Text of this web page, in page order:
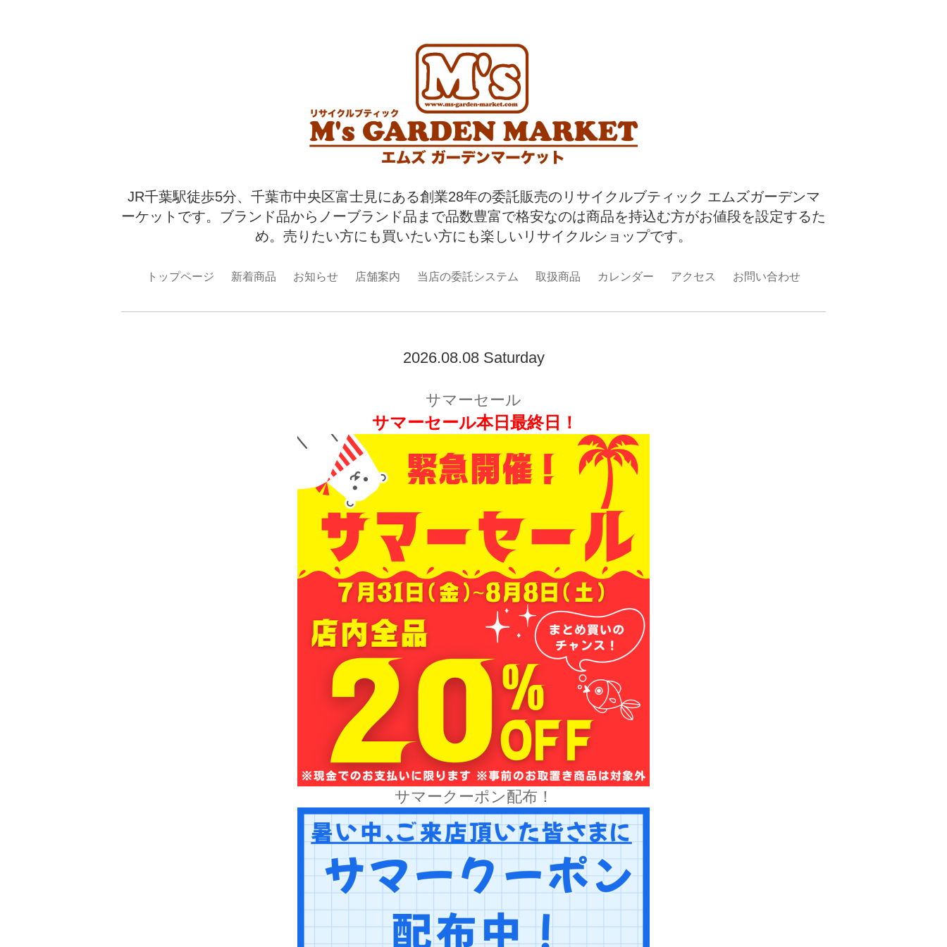
JR千葉駅徒歩5分、千葉市中央区富士見にある創業28年の委託販売のリサイクルブティック エムズガーデンマ
ーケットです。ブランド品からノーブランド品まで品数豊富で格安なのは商品を持込む方がお値段を設定するた
め。売りたい方にも買いたい方にも楽しいリサイクルショップです。
トップページ 新着商品 お知らせ 店舗案内 当店の委託システム 取扱商品 カレンダー アクセス お問い合わせ
2026.08.08 Saturday
サマーセール
サマーセール本日最終日！
サマークーポン配布！